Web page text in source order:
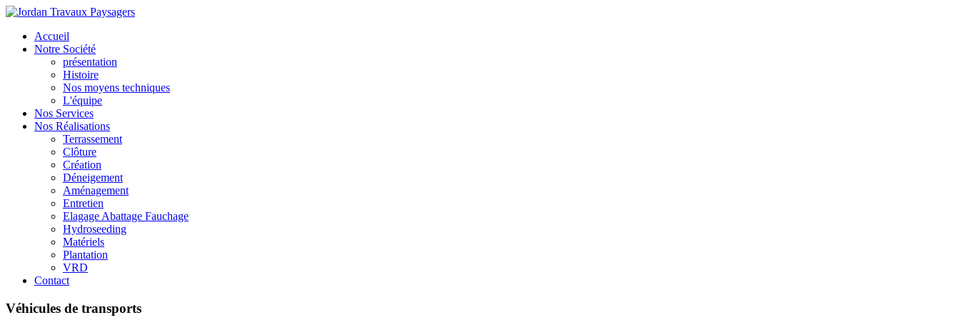
Accueil
Notre Société
présentation
Histoire
Nos moyens techniques
L'équipe
Nos Services
Nos Réalisations
Terrassement
Clôture
Création
Déneigement
Aménagement
Entretien
Elagage Abattage Fauchage
Hydroseeding
Matériels
Plantation
VRD
Contact
Véhicules de transports